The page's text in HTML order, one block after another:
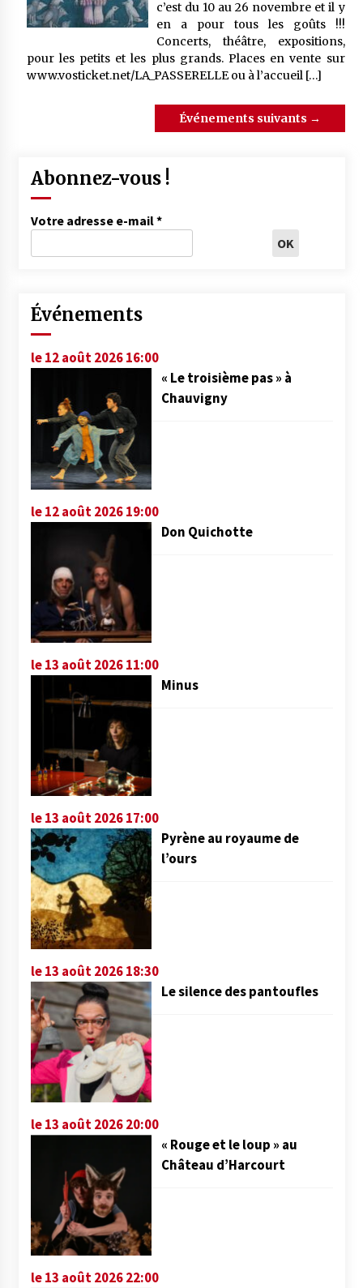
c’est du 10 au 26 novembre et il y
en a pour tous les goûts !!!
Concerts, théâtre, expositions,
pour les petits et les plus grands. Places en vente sur
www.vosticket.net/LA_PASSERELLE ou à l’accueil […]
Événements suivants →
Abonnez-vous !
Votre adresse e-mail*
Événements
le 12 août 2026 16:00
« Le troisième pas » à
Chauvigny
le 12 août 2026 19:00
Don Quichotte
le 13 août 2026 11:00
Minus
le 13 août 2026 17:00
Pyrène au royaume de
l’ours
le 13 août 2026 18:30
Le silence des pantoufles
le 13 août 2026 20:00
« Rouge et le loup » au
Château d’Harcourt
le 13 août 2026 22:00